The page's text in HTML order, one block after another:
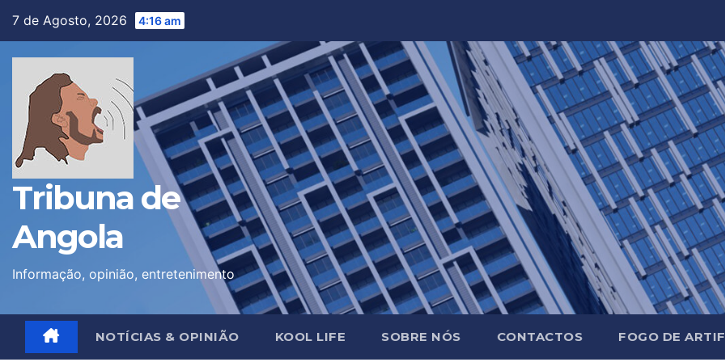
7 de Agosto, 2026 4:16 am
Tribuna de
Angola
Informação, opinião, entretenimento
NOTÍCIAS & OPINIÃO KOOL LIFE SOBRE NÓS CONTACTOS FOGO DE